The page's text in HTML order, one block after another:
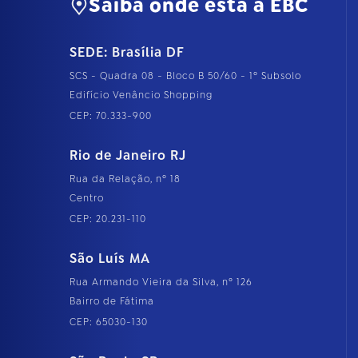
Saiba onde está a EBC
SEDE: Brasília DF
SCS - Quadra 08 - Bloco B 50/60 - 1º Subsolo
Edifício Venâncio Shopping
CEP: 70.333-900
Rio de Janeiro RJ
Rua da Relação, nº 18
Centro
CEP: 20.231-110
São Luís MA
Rua Armando Vieira da Silva, nº 126
Bairro de Fátima
CEP: 65030-130